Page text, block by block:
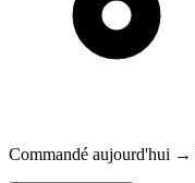
Commandé aujourd'hui →